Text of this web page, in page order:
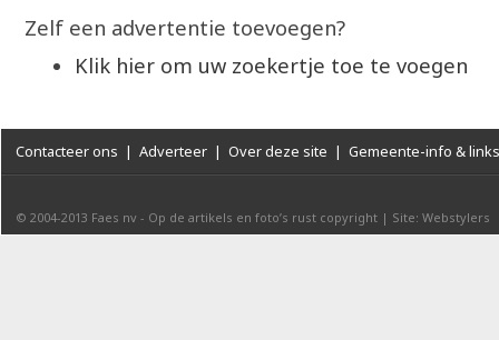
Zelf een advertentie toevoegen?
Klik hier om uw zoekertje toe te voegen
Contacteer ons | Adverteer | Over deze site | Gemeente-info & links
© 2004-2013 Faes nv - Op de artikels en foto’s rust copyright | Site: Webstylers